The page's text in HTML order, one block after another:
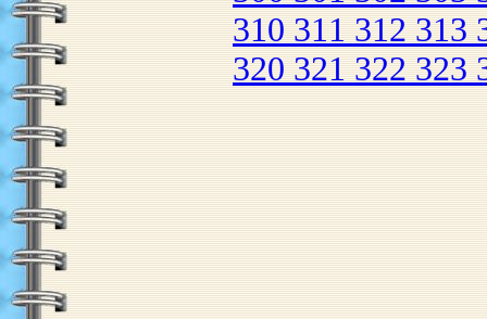
310 311 312 313
320 321 322 323